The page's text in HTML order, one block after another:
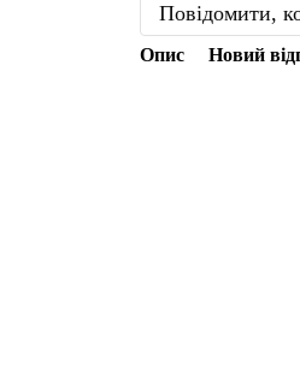
Повідомити,
Опис Новий